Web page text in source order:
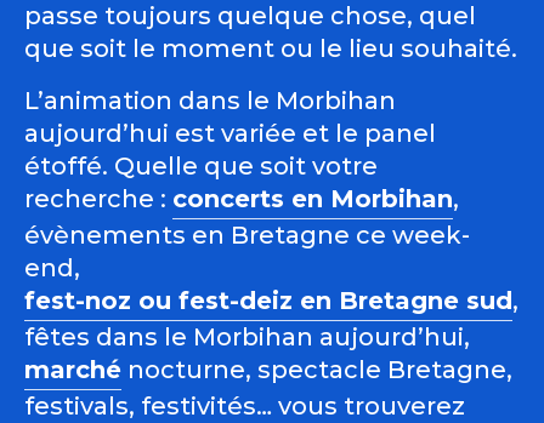
passe toujours quelque chose, quel
que soit le moment ou le lieu souhaité.
L’animation dans le Morbihan
aujourd’hui est variée et le panel
étoffé. Quelle que soit votre
recherche : concerts en Morbihan,
évènements en Bretagne ce week-
end,
fest-noz ou fest-deiz en Bretagne sud,
fêtes dans le Morbihan aujourd’hui,
marché nocturne, spectacle Bretagne,
festivals, festivités… vous trouverez